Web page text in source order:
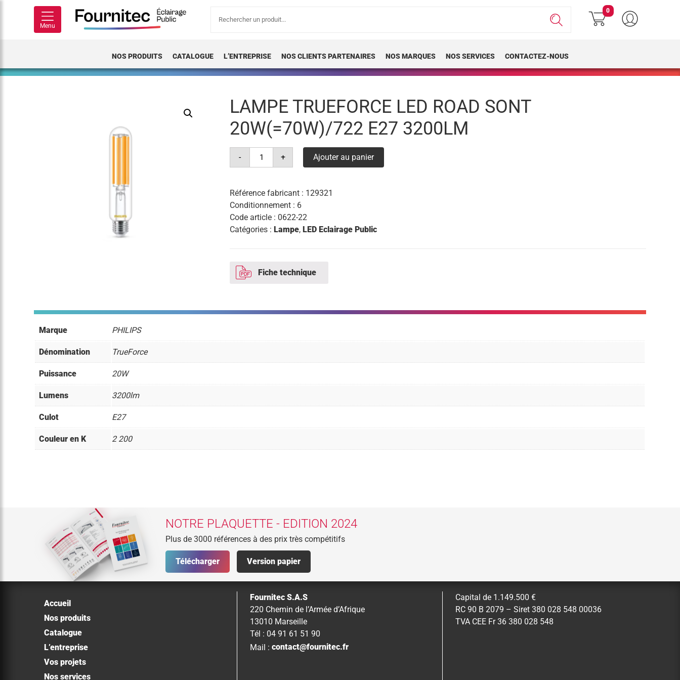
Menu
pour :
0
NOS PRODUITS CATALOGUE L’ENTREPRISE NOS CLIENTS PARTENAIRES NOS MARQUES NOS SERVICES CONTACTEZ-NOUS
LAMPE TRUEFORCE LED ROAD SONT
20W(=70W)/722 E27 3200LM
-
quantité
lampe
road
sont
20w(=70w)/722
e27
3200lm
+ Ajouter au panier
Référence fabricant : 129321
Conditionnement : 6
Code article : 0622-22
Catégories :Lampe,LED Eclairage Public
Fiche technique
Marque PHILIPS
Dénomination TrueForce
Puissance 20W
Lumens 3200lm
Culot E27
Couleur en K 2 200
NOTRE PLAQUETTE - EDITION 2024
Plus de 3000 références à des prix très compétitifs
Télécharger Version papier
Accueil
Nos produits
Catalogue
L’entreprise
Vos projets
Nos services
Fournitec S.A.S
220 Chemin de l’Armée d’Afrique
13010 Marseille
Tél : 04 91 61 51 90
Mail : contact@fournitec.fr
Capital de 1.149.500 €
RC 90 B 2079 – Siret 380 028 548 00036
TVA CEE Fr 36 380 028 548